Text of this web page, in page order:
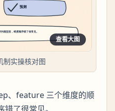
查看大图
制实操核对图
、feature 三个维度的顺